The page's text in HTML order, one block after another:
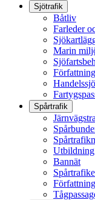
Sjötrafik
Båtliv
Farleder
Marin
Spårtrafik
Utbildning
Bannät